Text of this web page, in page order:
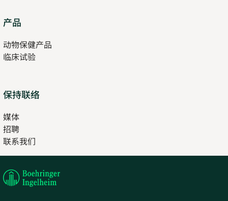
产品
new
tab
动物保健产品
临床试验
保持联络
媒体
招聘
in
new
联系我们
in
tab